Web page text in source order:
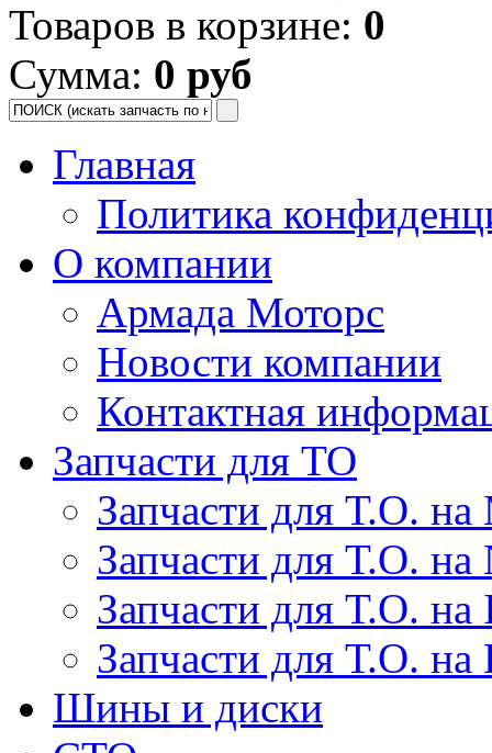
Товаров в корзине: 0
Сумма: 0 руб
Главная
Политика
О компании
Армада Моторс
Новости компании
Контактная
Запчасти для ТО
Запчасти для Т.О. на
Запчасти для Т.О. на
Запчасти для Т.О.
Запчасти для Т.О. на
Шины и диски